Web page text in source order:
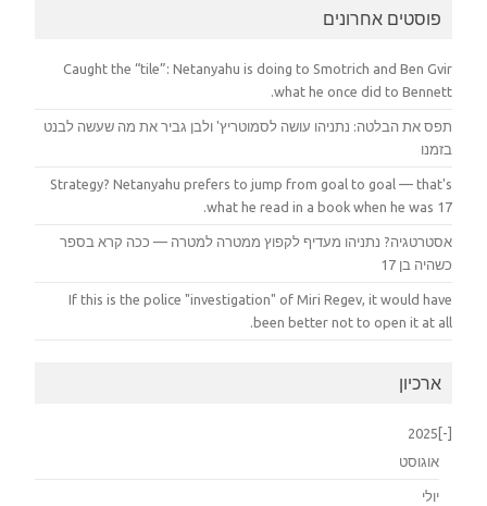
פוסטים אחרונים
Caught the “tile”: Netanyahu is doing to Smotrich and Ben Gvir
what he once did to Bennett.
תפס את הבלטה: נתניהו עושה לסמוטריץ' ולבן גביר את מה שעשה לבנט
בזמנו
Strategy? Netanyahu prefers to jump from goal to goal — that's
what he read in a book when he was 17.
אסטרטגיה? נתניהו מעדיף לקפוץ ממטרה למטרה — ככה קרא בספר
כשהיה בן 17
If this is the police "investigation" of Miri Regev, it would have
been better not to open it at all.
ארכיון
[-]
2025
אוגוסט
יולי